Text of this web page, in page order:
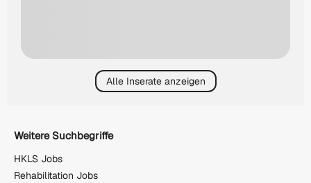
Alle Inserate anzeigen
Weitere Suchbegriffe
HKLS Jobs
Rehabilitation Jobs